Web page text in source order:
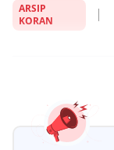
ARSIP
KORAN